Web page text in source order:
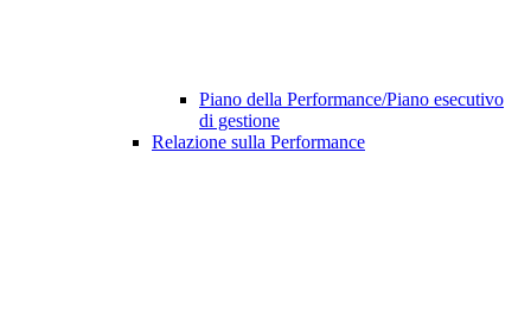
Piano della Performance/Piano esecutivo
di gestione
Relazione sulla Performance